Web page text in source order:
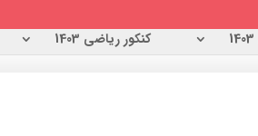
کنکور ریاضی 1403